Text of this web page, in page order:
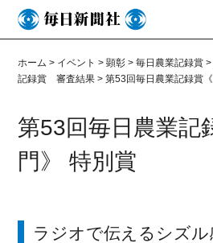
ホーム > イベント >顕彰 >毎日農業記録賞
記録賞 審査結果 >第53回毎日農業記録賞
第53回毎日農業記
門》 特別賞
ラジオで伝えるシズ